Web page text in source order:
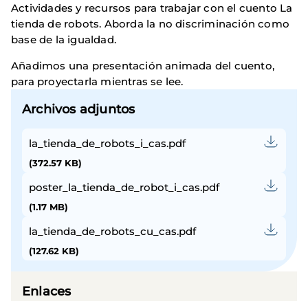
Actividades y recursos para trabajar con el cuento La
tienda de robots. Aborda la no discriminación como
base de la igualdad.
Añadimos una presentación animada del cuento,
para proyectarla mientras se lee.
Archivos adjuntos
la_tienda_de_robots_i_cas.pdf
(372.57 KB)
poster_la_tienda_de_robot_i_cas.pdf
(1.17 MB)
la_tienda_de_robots_cu_cas.pdf
(127.62 KB)
Enlaces